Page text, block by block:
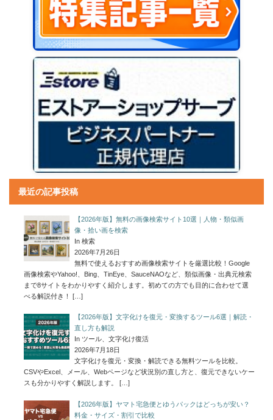
最近の記事投稿
【2026年版】無料の画像検索サイト10選｜人物・類似画
像・拾い画を検索
In 検索
2026年7月26日
無料で使えるおすすめ画像検索サイトを厳選比較！Google
画像検索やYahoo!、Bing、TinEye、SauceNAOなど、類似画像・出典元検索
まで8サイトをわかりやすく紹介します。初めての方でも目的に合わせて選
べる解説付き！
[…]
【2026年版】文字化けを復元・変換するツール6選｜解読・
直し方も解説
In ツール、文字化け復活
2026年7月18日
文字化けを復元・変換・解読できる無料ツールを比較。
CSVやExcel、メール、Webページなど状況別の直し方と、復元できないケー
スも分かりやすく解説します。
[…]
【2026年版】ヤマト宅急便とゆうパックはどっちが安い？
料金・サイズ・割引で比較